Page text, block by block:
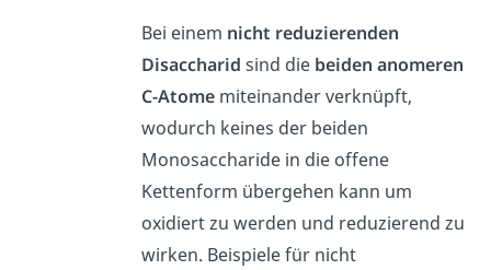
Bei einem nicht reduzierenden
Disaccharid sind diebeiden anomeren
C-Atomemiteinander verknüpft,
wodurch keines der beiden
Monosaccharide in die offene
Kettenform übergehen kann um
oxidiert zu werden und reduzierend zu
wirken. Beispiele für nicht